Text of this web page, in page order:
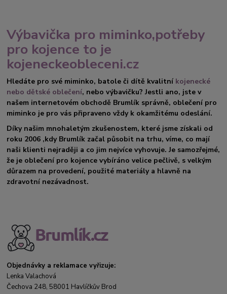
Výbavička pro miminko,potřeby
pro kojence to je
kojeneckeobleceni.cz
Hledáte pro své miminko, batole či dítě kvalitní kojenecké
nebo dětské oblečení, nebo výbavičku? Jestli ano, jste v
našem internetovém obchodě Brumlík správně, oblečení pro
miminko je pro vás připraveno vždy k okamžitému odeslání.
Díky našim mnohaletým zkušenostem, které jsme získali od
roku 2006 ,kdy Brumlík začal působit na trhu, víme, co mají
naši klienti nejraději a co jim nejvíce vyhovuje. Je samozřejmé,
že je oblečení pro kojence vybíráno velice pečlivě, s velkým
důrazem na provedení, použité materiály a hlavně na
zdravotní nezávadnost.
Objednávky a reklamace vyřizuje:
Lenka Valachová
Čechova 248, 58001 Havlíčkův Brod